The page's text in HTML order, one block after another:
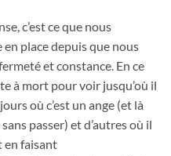
c’est ce que nous
place depuis que nous
et constance. En ce
à mort pour voir jusqu’où il
où c’est un ange (et là
passer) et d’autres où il
en faisant